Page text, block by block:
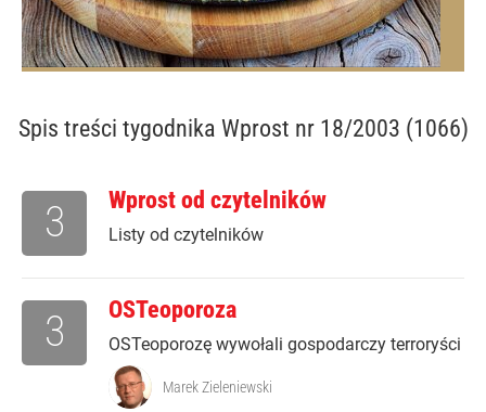
Spis treści tygodnika Wprost nr 18/2003 (1066)
Wprost od czytelników
Listy od czytelników
3
OSTeoporoza
OSTeoporozę wywołali gospodarczy terroryści
3
Marek Zieleniewski